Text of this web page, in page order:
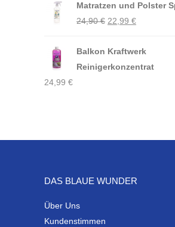
Matratzen und Polster
24,90€ Ursprünglicher
war:
24,90 €
22,99 €Aktueller
ist:
22,99 €.
Balkon Kraftwerk
Reinigerkonzentrat
24,99 €
DAS BLAUE WUNDER
Über Uns
Kundenstimmen